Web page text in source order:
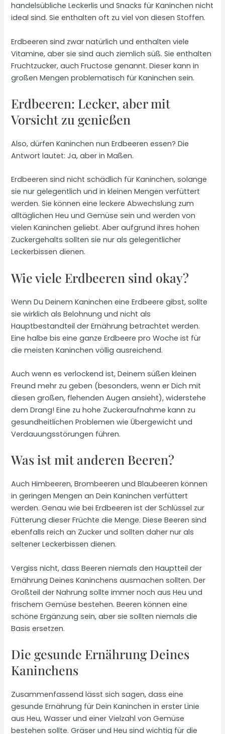
handelsübliche Leckerlis und Snacks für Kaninchen nicht
ideal sind. Sie enthalten oft zu viel von diesen Stoffen.
Erdbeeren sind zwar natürlich und enthalten viele
Vitamine, aber sie sind auch ziemlich süß. Sie enthalten
Fruchtzucker, auch Fructose genannt. Dieser kann in
großen Mengen problematisch für Kaninchen sein.
Erdbeeren: Lecker, aber mit
Vorsicht zu genießen
Also, dürfen Kaninchen nun Erdbeeren essen? Die
Antwort lautet: Ja, aber in Maßen.
Erdbeeren sind nicht schädlich für Kaninchen, solange
sie nur gelegentlich und in kleinen Mengen verfüttert
werden. Sie können eine leckere Abwechslung zum
alltäglichen Heu und Gemüse sein und werden von
vielen Kaninchen geliebt. Aber aufgrund ihres hohen
Zuckergehalts sollten sie nur als gelegentlicher
Leckerbissen dienen.
Wie viele Erdbeeren sind okay?
Wenn Du Deinem Kaninchen eine Erdbeere gibst, sollte
sie wirklich als Belohnung und nicht als
Hauptbestandteil der Ernährung betrachtet werden.
Eine halbe bis eine ganze Erdbeere pro Woche ist für
die meisten Kaninchen völlig ausreichend.
Auch wenn es verlockend ist, Deinem süßen kleinen
Freund mehr zu geben (besonders, wenn er Dich mit
diesen großen, flehenden Augen ansieht), widerstehe
dem Drang! Eine zu hohe Zuckeraufnahme kann zu
gesundheitlichen Problemen wie Übergewicht und
Verdauungsstörungen führen.
Was ist mit anderen Beeren?
Auch Himbeeren, Brombeeren und Blaubeeren können
in geringen Mengen an Dein Kaninchen verfüttert
werden. Genau wie bei Erdbeeren ist der Schlüssel zur
Fütterung dieser Früchte die Menge. Diese Beeren sind
ebenfalls reich an Zucker und sollten daher nur als
seltener Leckerbissen dienen.
Vergiss nicht, dass Beeren niemals den Hauptteil der
Ernährung Deines Kaninchens ausmachen sollten. Der
Großteil der Nahrung sollte immer noch aus Heu und
frischem Gemüse bestehen. Beeren können eine
schöne Ergänzung sein, aber sie sollten niemals die
Basis ersetzen.
Die gesunde Ernährung Deines
Kaninchens
Zusammenfassend lässt sich sagen, dass eine
gesunde Ernährung für Dein Kaninchen in erster Linie
aus Heu, Wasser und einer Vielzahl von Gemüse
bestehen sollte. Gräser und Heu sind wichtig für die